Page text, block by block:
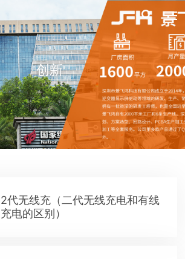
创新
2代无线充（二代无线充电和有线
充电的区别）